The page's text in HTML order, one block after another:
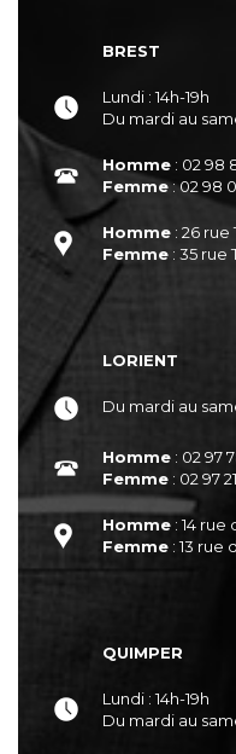
BREST
Lundi : 14h-19h
Du mardi au
Homme : 02 98
Femme: 02 98
Homme : 26 rue
Femme : 35 rue
LORIENT
Du mardi au
Homme : 02 97
Femme : 02 97
Homme : 14 rue
Femme : 13 rue
QUIMPER
Lundi : 14h-19h
Du mardi au